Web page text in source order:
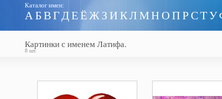
Каталог имен:
АБ ВГД Е Ё Ж З И КЛ МН О П Р С ТУ
Картинки с именем Латифа.
8 шт.